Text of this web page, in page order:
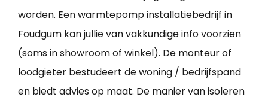
worden. Een warmtepomp installatiebedrijf in
Foudgum kan jullie van vakkundige info voorzien
(soms in showroom of winkel). De monteur of
loodgieter bestudeert de woning / bedrijfspand
en biedt advies op maat. De manier van isoleren